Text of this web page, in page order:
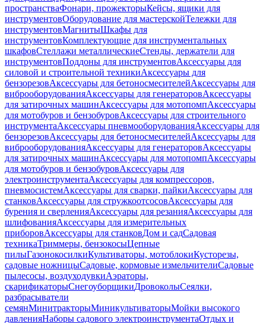
пространстваФонари, прожекторыКейсы, ящики для
инструментовОборудование для мастерскойТележки для
инструментовМагнитыШкафы для
инструментовКомплектующие для инструментальных
шкафовСтеллажи металлическиеСтенды, держатели для
инструментовПоддоны для инструментовАксессуары для
силовой и строительной техникиАксессуары для
бензорезовАксессуары для бетоносмесителейАксессуары для
виброоборудованияАксессуары для генераторовАксессуары
для затирочных машинАксессуары для мотопомпАксессуары
для мотобуров и бензобуровАксессуары для строительного
инструментаАксессуары пневмооборудованияАксессуары для
бензорезовАксессуары для бетоносмесителейАксессуары для
виброоборудованияАксессуары для генераторовАксессуары
для затирочных машинАксессуары для мотопомпАксессуары
для мотобуров и бензобуровАксессуары для
электроинструментаАксессуары для компрессоров,
пневмосистемАксессуары для сварки, пайкиАксессуары для
станковАксессуары для стружкоотсосовАксессуары для
бурения и сверленияАксессуары для резанияАксессуары для
шлифованияАксессуары для измерительных
приборовАксессуары для станковДом и садСадовая
техникаТриммеры, бензокосыЦепные
пилыГазонокосилкиКультиваторы, мотоблокиКусторезы,
садовые ножницыСадовые, кормовые измельчителиСадовые
пылесосы, воздуходувкиАэраторы,
скарификаторыСнегоуборщикиДровоколыСеялки,
разбрасыватели
семянМинитракторыМиникультиваторыМойки высокого
давленияНаборы садового электроинструментаОтдых и